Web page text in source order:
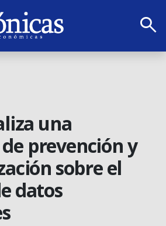
search
una
prevención y
sobre el
datos